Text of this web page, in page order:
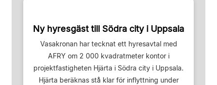
Ny hyresgäst till Södra city i Uppsala
Vasakronan har tecknat ett hyresavtal med
AFRY om 2 000 kvadratmeter kontor i
projektfastigheten Hjärta i Södra city i Uppsala.
Hjärta beräknas stå klar för inflyttning under